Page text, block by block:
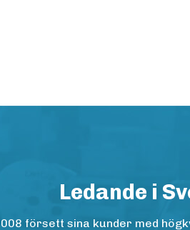
Ledande i
försett sina kunder med